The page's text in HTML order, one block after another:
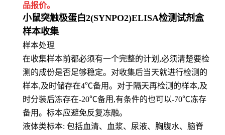
品报价。
小鼠突触极蛋白2(SYNPO2)ELISA检测试剂盒
样本收集
样本处理
在收集样本前都必须有一个完整的计划,必须清楚要检
测的成份是否足够稳定。对收集后当天就进行检测的
样本,及时储存在4℃备用。对于隔天再检测的样本,及
时分装后冻存在-20℃备用,有条件的也可以-70℃冻存
备用。标本应避免反复冻融。
液体类标本: 包括血清、血浆、尿液、胸腹水、脑脊